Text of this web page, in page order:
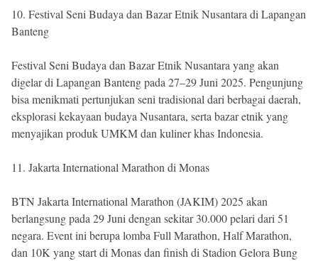
10. Festival Seni Budaya dan Bazar Etnik Nusantara di Lapangan
Banteng
Festival Seni Budaya dan Bazar Etnik Nusantara yang akan
digelar di Lapangan Banteng pada 27–29 Juni 2025. Pengunjung
bisa menikmati pertunjukan seni tradisional dari berbagai daerah,
eksplorasi kekayaan budaya Nusantara, serta bazar etnik yang
menyajikan produk UMKM dan kuliner khas Indonesia.
11. Jakarta International Marathon di Monas
BTN Jakarta International Marathon (JAKIM) 2025 akan
berlangsung pada 29 Juni dengan sekitar 30.000 pelari dari 51
negara. Event ini berupa lomba Full Marathon, Half Marathon,
dan 10K yang start di Monas dan finish di Stadion Gelora Bung